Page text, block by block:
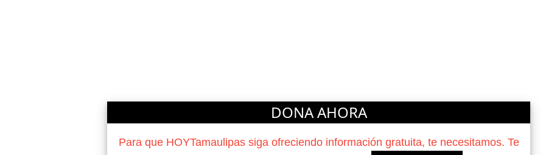
DONA AHORA
Para que HOYTamaulipas siga ofreciendo información gratuita, te necesitamos. Te